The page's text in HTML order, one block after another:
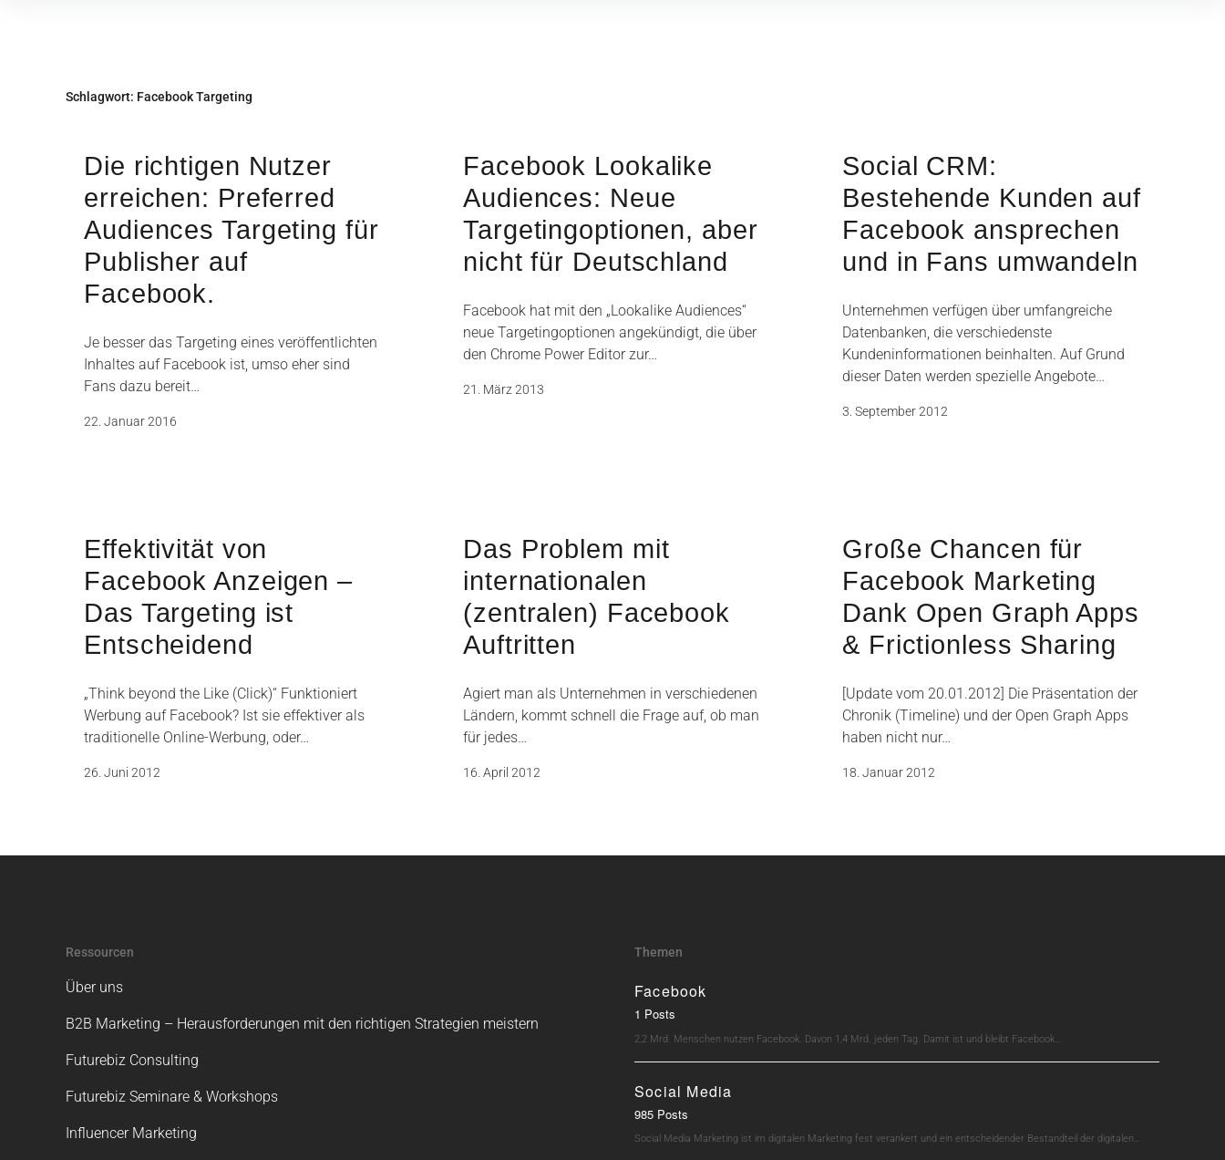
Schlagwort: Facebook Targeting
Die richtigen Nutzer
erreichen: Preferred
Audiences Targeting für
Publisher auf
Facebook.
Je besser das Targeting eines veröffentlichten
Inhaltes auf Facebook ist, umso eher sind
Fans dazu bereit…
22. Januar 2016
Facebook Lookalike
Audiences: Neue
Targetingoptionen, aber
nicht für Deutschland
Facebook hat mit den „Lookalike Audiences“
neue Targetingoptionen angekündigt, die über
den Chrome Power Editor zur…
21. März 2013
Social CRM:
Bestehende Kunden auf
Facebook ansprechen
und in Fans umwandeln
Unternehmen verfügen über umfangreiche
Datenbanken, die verschiedenste
Kundeninformationen beinhalten. Auf Grund
dieser Daten werden spezielle Angebote…
3. September 2012
Effektivität von
Facebook Anzeigen –
Das Targeting ist
Entscheidend
„Think beyond the Like (Click)“ Funktioniert
Werbung auf Facebook? Ist sie effektiver als
traditionelle Online-Werbung, oder…
26. Juni 2012
Das Problem mit
internationalen
(zentralen) Facebook
Auftritten
Agiert man als Unternehmen in verschiedenen
Ländern, kommt schnell die Frage auf, ob man
für jedes…
16. April 2012
Große Chancen für
Facebook Marketing
Dank Open Graph Apps
& Frictionless Sharing
[Update vom 20.01.2012] Die Präsentation der
Chronik (Timeline) und der Open Graph Apps
haben nicht nur…
18. Januar 2012
Ressourcen
Über uns
B2B Marketing – Herausforderungen mit den richtigen Strategien meistern
Futurebiz Consulting
Futurebiz Seminare & Workshops
Influencer Marketing
Themen
Facebook
1 Posts
2,2 Mrd. Menschen nutzen Facebook. Davon 1,4 Mrd. jeden Tag. Damit ist und bleibt Facebook…
Social Media
985 Posts
Social Media Marketing ist im digitalen Marketing fest verankert und ein entscheidender Bestandteil der digitalen…